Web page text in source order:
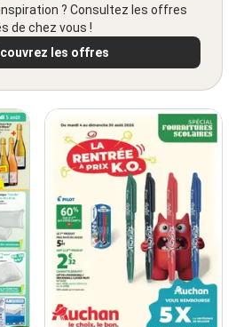
? Consultez les offres
de chez vous !
les offres